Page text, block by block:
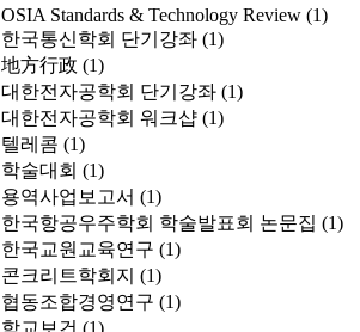
OSIA Standards & Technology Review (1)
한국통신학회 단기강좌 (1)
地方行政 (1)
대한전자공학회 단기강좌 (1)
대한전자공학회 워크샵 (1)
텔레콤 (1)
학술대회 (1)
용역사업보고서 (1)
한국항공우주학회 학술발표회 논문집 (1)
한국교원교육연구 (1)
콘크리트학회지 (1)
협동조합경영연구 (1)
학교보건 (1)